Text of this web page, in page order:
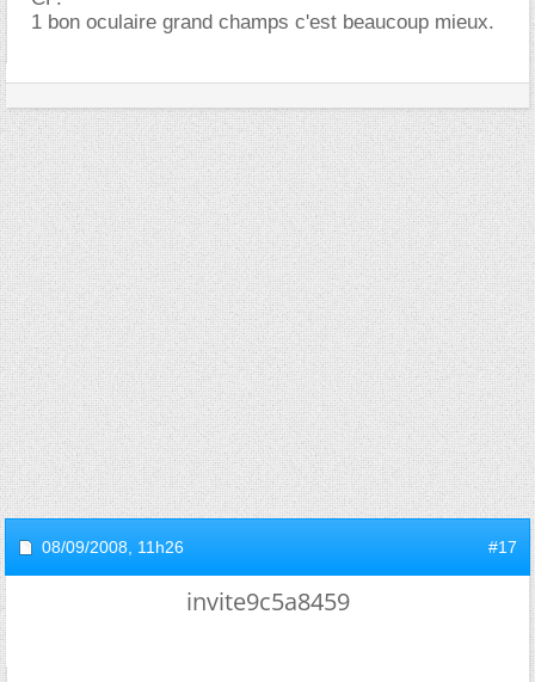
1 bon oculaire grand champs c'est beaucoup mieux.
08/09/2008, 11h26 #17
invite9c5a8459